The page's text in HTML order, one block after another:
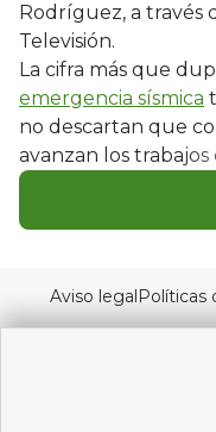
Rodríguez, a través
Televisión.
La cifra más que
emergencia sísmica
no descartan que
avanzan los trabajos
Aviso legalPolíticas